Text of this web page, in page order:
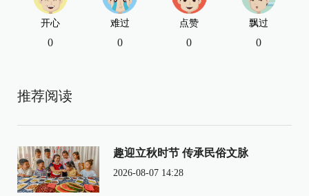
开心
0
难过
0
点赞
0
飘过
0
推荐阅读
趣迎立秋时节 传承民俗文脉
2026-08-07 14:28